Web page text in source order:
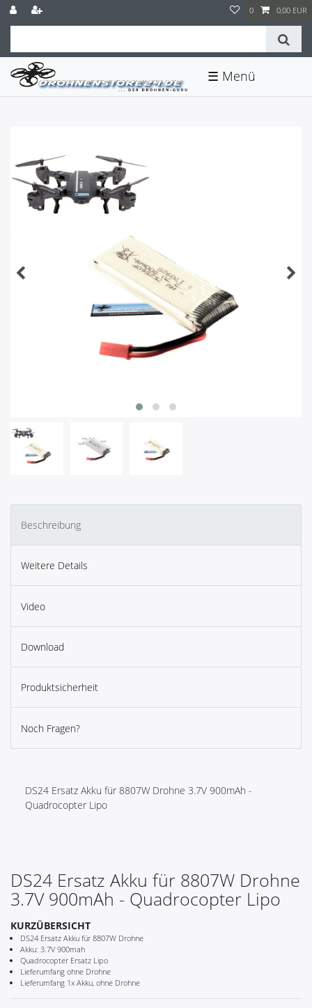
0 0,00 EUR
☰
Beschreibung
Weitere Details
Video
Download
Produktsicherheit
Noch Fragen?
DS24 Ersatz Akku für 8807W Drohne 3.7V 900mAh -
Quadrocopter Lipo
DS24 Ersatz Akku für 8807W Drohne
3.7V 900mAh - Quadrocopter Lipo
KURZÜBERSICHT
DS24 Ersatz Akku für 8807W Drohne
Akku: 3.7V 900mah
Quadrocopter Ersatz Lipo
Lieferumfang ohne Drohne
Lieferumfang 1x Akku, ohne Drohne